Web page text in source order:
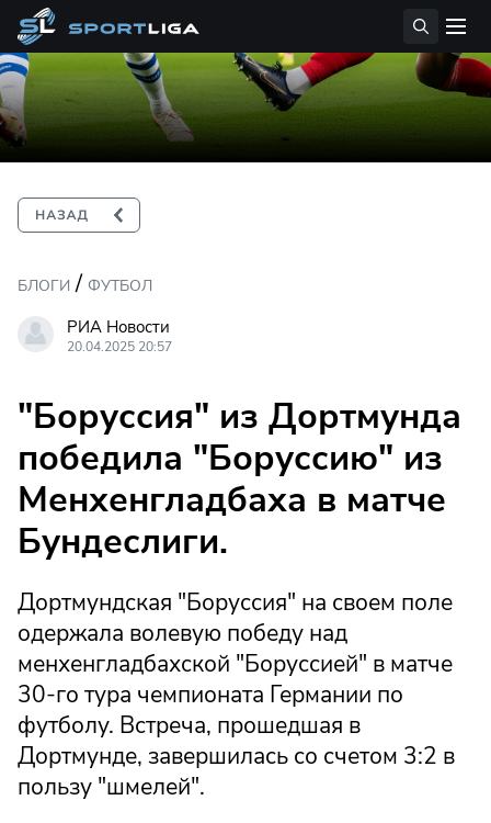
БЛОГИ / ФУТБОЛ
РИА Новости
20.04.2025 20:57
"Боруссия" из Дортмунда
победила "Боруссию" из
Менхенгладбаха в матче
Бундеслиги.
Дортмундская "Боруссия" на своем поле
одержала волевую победу над
менхенгладбахской "Боруссией" в матче
30-го тура чемпионата Германии по
футболу. Встреча, прошедшая в
Дортмунде, завершилась со счетом 3:2 в
пользу "шмелей".